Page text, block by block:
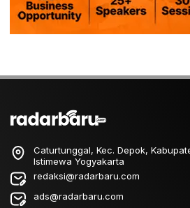
Caturtunggal, Kec. Depok,
Istimewa Yogyakarta
redaksi@radarbaru.com
ads@radarbaru.com